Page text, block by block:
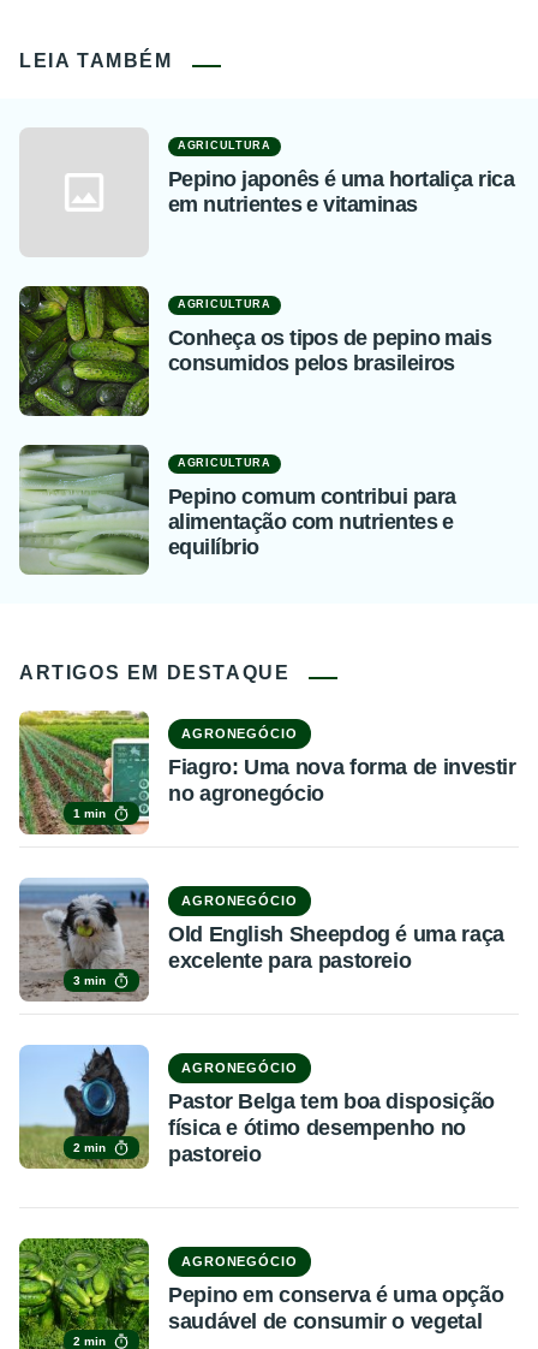
LEIA TAMBÉM
AGRICULTURA
Pepino japonês é uma hortaliça rica
em nutrientes e vitaminas
AGRICULTURA
Conheça os tipos de pepino mais
consumidos pelos brasileiros
AGRICULTURA
Pepino comum contribui para
alimentação com nutrientes e
equilíbrio
ARTIGOS EM DESTAQUE
1 min
AGRONEGÓCIO
Fiagro: Uma nova forma de investir
no agronegócio
3 min
AGRONEGÓCIO
Old English Sheepdog é uma raça
excelente para pastoreio
2 min
AGRONEGÓCIO
Pastor Belga tem boa disposição
física e ótimo desempenho no
pastoreio
2 min
AGRONEGÓCIO
Pepino em conserva é uma opção
saudável de consumir o vegetal